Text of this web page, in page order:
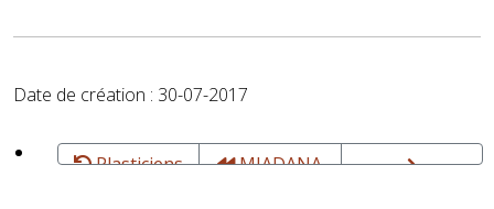
Date de création : 30-07-2017
Plasticiens
MIADANA